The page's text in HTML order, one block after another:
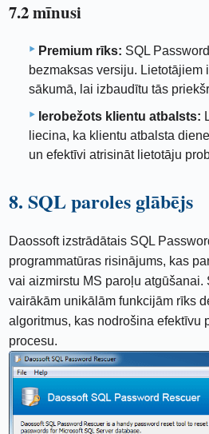
7.2 mīnusi
Premium rīks: SQL
bezmaksas versiju. Lietotājiem
sākumā, lai izbaudītu tās
Ierobežots klientu atbalsts:
liecina, ka klientu atbalsta
un efektīvi atrisināt lietotāju
8. SQL paroles glābējs
Daossoft izstrādātais SQL
programmatūras risinājums, kas
vai aizmirstu MS paroļu atgūšanai.
vairākām unikālām funkcijām rīks
algoritmus, kas nodrošina efektīvu
procesu.